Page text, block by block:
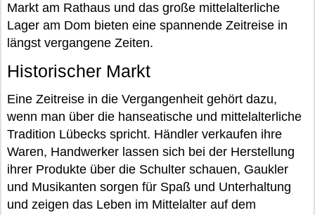
Markt am Rathaus und das große mittelalterliche
Lager am Dom bieten eine spannende Zeitreise in
längst vergangene Zeiten.
Historischer Markt
Eine Zeitreise in die Vergangenheit gehört dazu,
wenn man über die hanseatische und mittelalterliche
Tradition Lübecks spricht. Händler verkaufen ihre
Waren, Handwerker lassen sich bei der Herstellung
ihrer Produkte über die Schulter schauen, Gaukler
und Musikanten sorgen für Spaß und Unterhaltung
und zeigen das Leben im Mittelalter auf dem